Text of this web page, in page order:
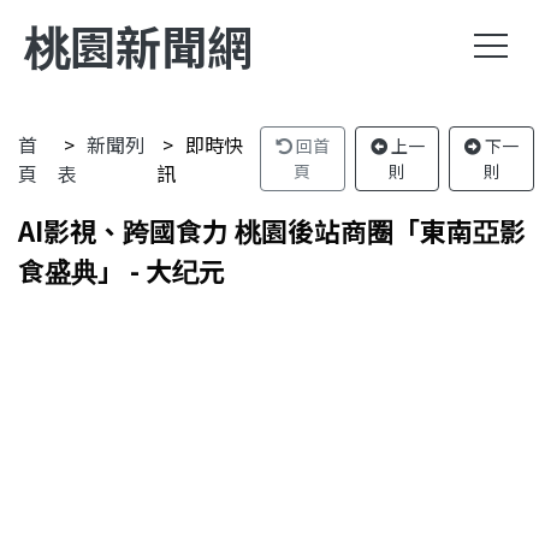
桃園新聞網
首
頁
新聞列
表
即時快
訊
回首
頁
上一
則
下一
則
AI影視、跨國食力 桃園後站商圈「東南亞影
食盛典」 - 大纪元